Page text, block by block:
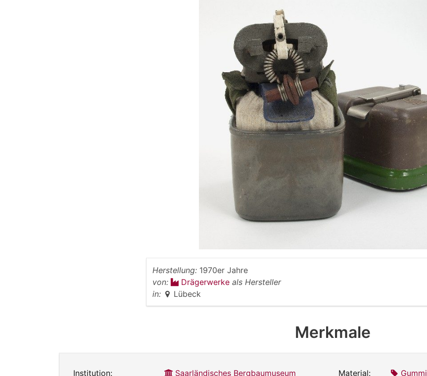
Herstellung: 1970er Jahre
von:
Drägerwerke als Hersteller
in:
Lübeck
Merkmale
Institution: Saarländisches Bergbaumuseum Material:
Gummi